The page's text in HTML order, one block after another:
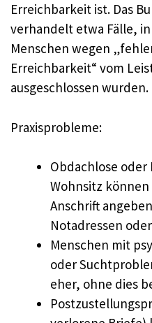
Erreichbarkeit ist. Das
verhandelt etwa Fälle,
Menschen wegen
Erreichbarkeit“ vom
ausgeschlossen wurden.
Praxisprobleme:
Obdachlose
Wohnsitz
Anschrift
Notadressen
Menschen mit
oder
eher, ohne dies